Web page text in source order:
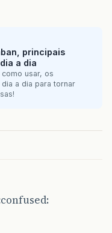
principais
a dia
usar, os
a dia para tornar